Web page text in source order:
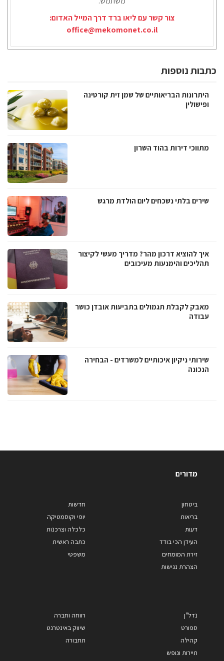
צור קשר עם ליאו ברד דרך המייל האדום:
office@mekomonet.co.il
כתבות נוספות
היתרונות הבריאותיים של שמן זית קורטינה
ופישולין
מתווכי דירות בהוד השרון
שירים בלתי נשכחים ליום הולדת מרגש
איך להוציא דרכון מהר? מדריך מעשי לקיצור
תהליכים והימנעות מעיכובים
מאבק לקבלת תגמולים בתביעות אובדן כושר
עבודה
שירותי ניקיון איכותיים למשרדים - הבחירה
הנכונה
מדורים
ביטחון
בריאות
דעות
העידן הכי בודד
זירת המומחים
הצהרת נגישות
חדשות
יופי וקוסמטיקה
כלכלה וצרכנות
כתבה ראשית
משפטי
נדל"ן
ספורט
קהילה
תיירות ונופש
רווחה וחברה
שיווק באינטרנט
תחבורה